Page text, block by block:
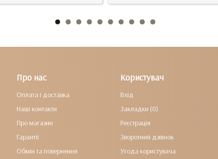
Про нас
Оплата і доставка
Наші контакти
Про магазин
Гарантії
Обмін та повернення
Користувач
Вхід
Закладки (0)
Реєстрація
Зворотний дзвінок
Угода користувача